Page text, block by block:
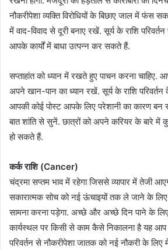
नौकरीपेशा व्यक्ति विरोधियों के बिछाए जाल में फंस
में वाद-विवाद से दूरी बनाए रखें. सूर्य के राशि
आपके कार्यों में बाधा उत्पन्न कर सकते हैं.
सप्ताहांत को ध्यान में रखते हुए पाचन करना
अपने खान-पान का ध्यान रखें. सूर्य के राशि
आपकी कोई पोस्ट आपके लिए परेशानी का कारण बन
बात शांति से सुनें. छात्रों को अपने करियर के बारे में
हो सकते हैं.
कर्क राशि (Cancer)
चंद्रमा सप्तम भाव में रहेगा जिससे व्यापार में तेजी
सकारात्मक सोच को नई ऊंचाइयों तक ले जाने के
सामना करना पड़ेगा. अच्छे और अच्छे दिन पाने के लिए
कार्यस्थल पर किसी से काम कैसे निकालना है यह
परिवर्तन से नौकरीपेशा जातक को नई नौकरी के